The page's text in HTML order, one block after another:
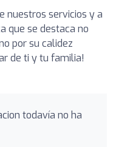
nuestros servicios y a
que se destaca no
por su calidez
de ti y tu familia!
todavía no ha